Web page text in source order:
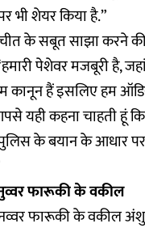
भी शेयर किया है.”
के सबूत साझा करने
पेशेवर मजबूरी है,
हैं इसलिए हम
कहना चाहती हूं कि
के बयान के आधार
फारूकी के वकील
फारूकी के वकील